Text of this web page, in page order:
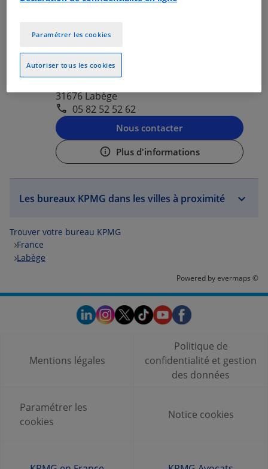
2
2.06 km
KPMG LABÈGE - TOULOUSE
31676 Labège
05 82 52 52 62
Ouvert aujourd'hui de 08:30 - 12:30 et
13:45 - 17:45
Nous contacter
Plus d'informations
Les bureaux KPMG dans les villes à proximité
Trouver votre bureau KPMG
France
Labège
Powered byevermaps ©
Mentions légales
Politique de
confidentialité et gestion
des données
Paramétrer les
cookies
Notice cookies
Autoriser tous les cookies
Paramétrer les cookies